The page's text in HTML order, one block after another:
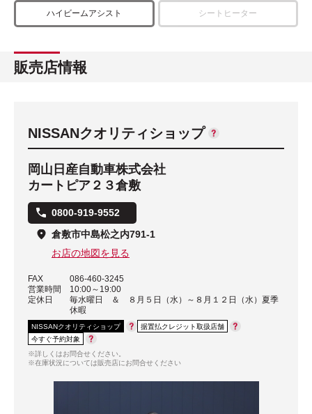
ハイビームアシスト シートヒーター
販売店情報
NISSANクオリティショップ
岡山日産自動車株式会社
カートピア２３倉敷
0800-919-9552
倉敷市中島松之内791-1
お店の地図を見る
FAX
086-460-3245
営業時間
10:00～19:00
定休日
毎水曜日 ＆ ８月５日（水）～８月１２日（水）夏季
休暇
NISSANクオリティショップ
据置払クレジット取扱店舗
今すぐ予約対象
※詳しくはお問合せください。
※在庫状況については販売店にお問合せください